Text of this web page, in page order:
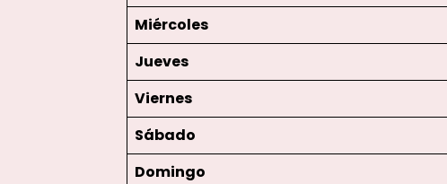
Miércoles
Jueves
Viernes
Sábado
Domingo